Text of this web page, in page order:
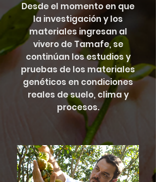
Desde el momento en que
la investigación y los
materiales ingresan al
vivero de Tamafe, se
continúan los estudios y
pruebas de los materiales
genéticos en condiciones
reales de suelo, clima y
procesos.